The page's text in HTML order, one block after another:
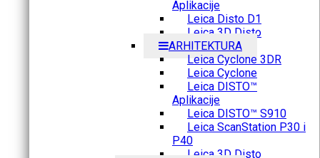
Aplikacije
Leica Disto D1
Leica 3D Disto
ARHITEKTURA
Leica Cyclone 3DR
Leica Cyclone
Leica DISTO™
Aplikacije
Leica DISTO™ S910
Leica ScanStation P30 i
P40
Leica 3D Disto